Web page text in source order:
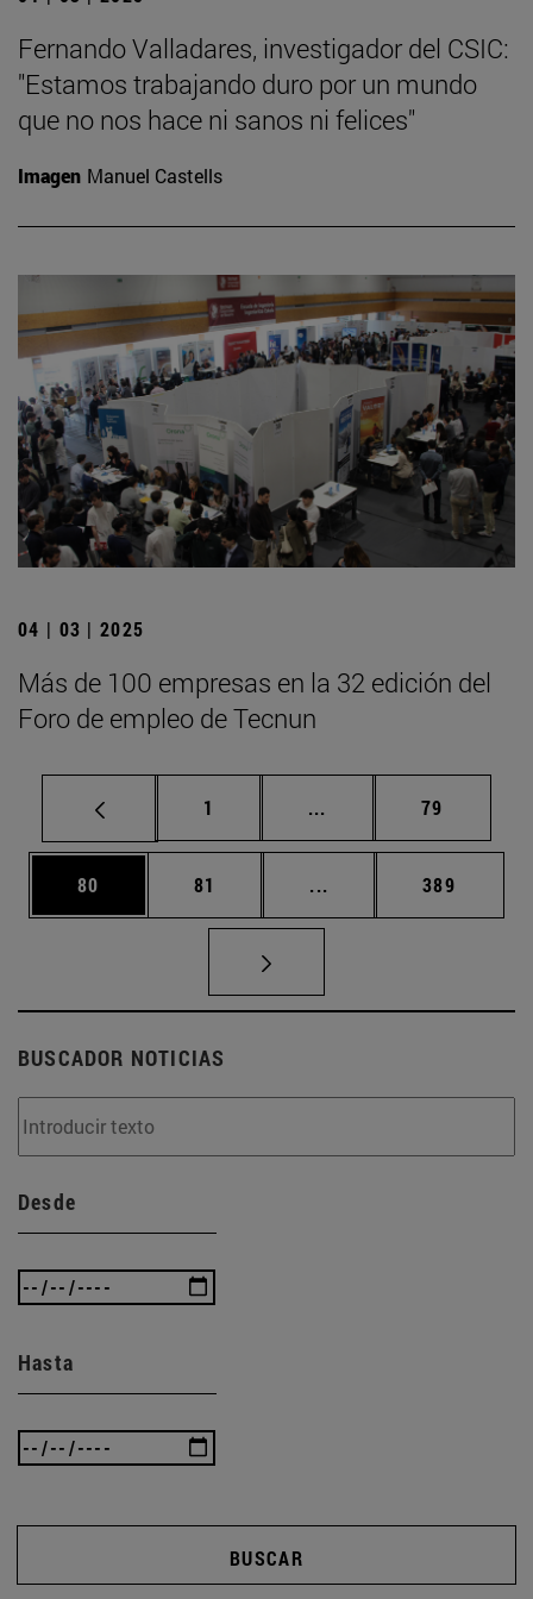
Fernando Valladares, investigador del CSIC:
"Estamos trabajando duro por un mundo
que no nos hace ni sanos ni felices"
Imagen Manuel Castells
04 | 03 | 2025
Más de 100 empresas en la 32 edición del
Foro de empleo de Tecnun
Página
1 ... Páginas intermedias
Página
79
Página
80 Página
81 ... Páginas intermedias
Página
389
BUSCADOR NOTICIAS
Desde
Hasta
BUSCAR